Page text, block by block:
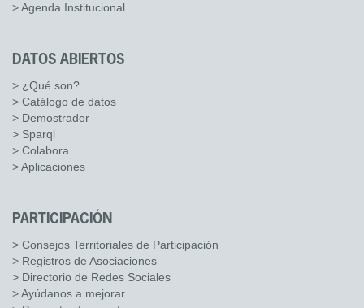
> Agenda Institucional
DATOS ABIERTOS
> ¿Qué son?
> Catálogo de datos
> Demostrador
> Sparql
> Colabora
> Aplicaciones
PARTICIPACIÓN
> Consejos Territoriales de Participación
> Registros de Asociaciones
> Directorio de Redes Sociales
> Ayúdanos a mejorar